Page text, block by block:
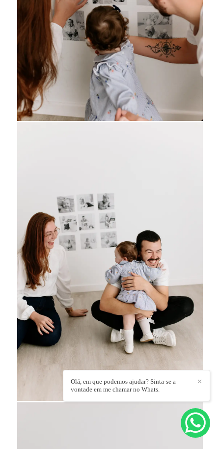
✕
Olá, em que podemos ajudar? Sinta-se a
vontade em me chamar no Whats.